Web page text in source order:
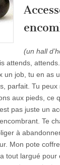
(un hall
attends,
un job, tu en as
parfait. Tu
aux pieds, ce
pas juste un
Te
à
Mon pote
tout largué pour